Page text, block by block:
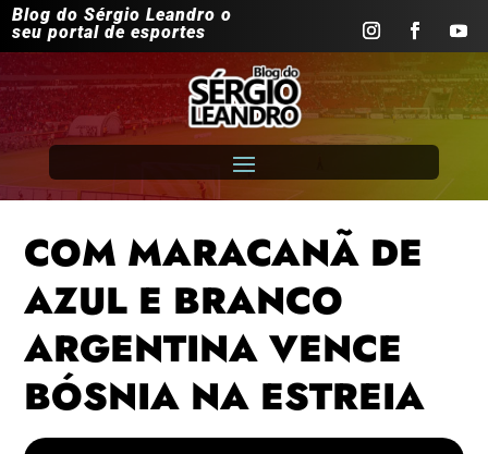
Blog do Sérgio Leandro o
seu portal de esportes
COM MARACANÃ DE
AZUL E BRANCO
ARGENTINA VENCE
BÓSNIA NA ESTREIA